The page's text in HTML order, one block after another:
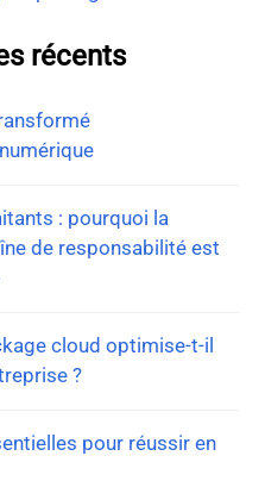
récents
: pourquoi la
de responsabilité est
cloud optimise-t-il
?
pour réussir en